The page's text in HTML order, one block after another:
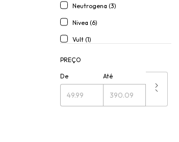
Neutrogena (3)
Nivea (6)
Vult (1)
PREÇO
De Até